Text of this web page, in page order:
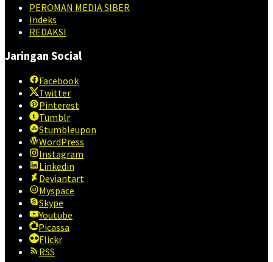
PEROMAN MEDIA SIBER
Indeks
REDAKSI
Jaringan Social
Facebook
Twitter
Pinterest
Tumblr
Stumbleupon
WordPress
Instagram
Linkedin
Deviantart
Myspace
Skype
Youtube
Picassa
Flickr
RSS